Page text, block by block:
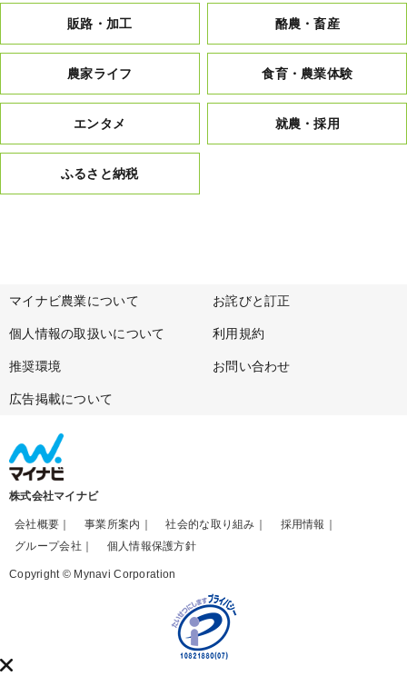
販路・加工 酪農・畜産
農家ライフ 食育・農業体験
エンタメ 就農・採用
ふるさと納税
マイナビ農業について お詫びと訂正
個人情報の取扱いについて 利用規約
推奨環境 お問い合わせ
広告掲載について
株式会社マイナビ
会社概要 事業所案内 社会的な取り組み
採用情報
グループ会社
個人情報保護方針
Copyright © Mynavi Corporation